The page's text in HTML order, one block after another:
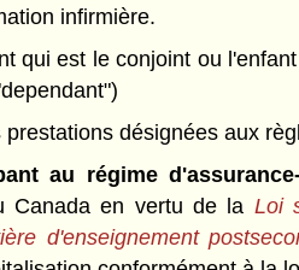
infirmière.
qui est le conjoint ou
désignées aux
au régime
Canada en vertu de la Loi
d'enseignement